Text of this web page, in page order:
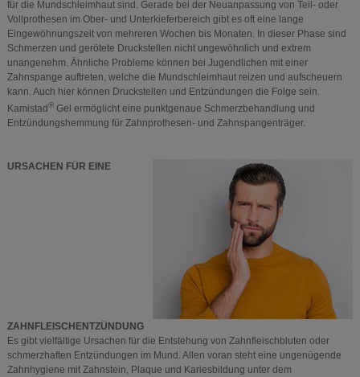
für die Mundschleimhaut sind. Gerade bei der Neuanpassung von Teil- oder
Vollprothesen im Ober- und Unterkieferbereich gibt es oft eine lange
Eingewöhnungszeit von mehreren Wochen bis Monaten. In dieser Phase sind
Schmerzen und gerötete Druckstellen nicht ungewöhnlich und extrem
unangenehm. Ähnliche Probleme können bei Jugendlichen mit einer
Zahnspange auftreten, welche die Mundschleimhaut reizen und aufscheuern
kann. Auch hier können Druckstellen und Entzündungen die Folge sein.
Kamistad®Gel ermöglicht eine punktgenaue Schmerzbehandlung und
Entzündungshemmung für Zahnprothesen- und Zahnspangenträger.
URSACHEN FÜR EINE
ZAHNFLEISCHENTZÜNDUNG
Es gibt vielfältige Ursachen für die Entstehung von Zahnfleischbluten oder
schmerzhaften Entzündungen im Mund. Allen voran steht eine ungenügende
Zahnhygiene mit Zahnstein, Plaque und Kariesbildung unter dem